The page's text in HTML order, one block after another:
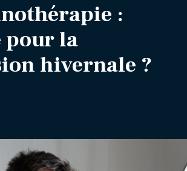
:
pour la
hivernale ?